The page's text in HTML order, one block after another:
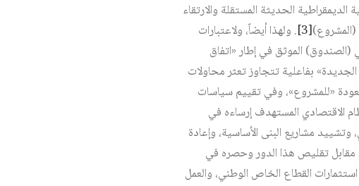
الحديثة المستقلة والارتقاء
[3]
. ولهذا أيضاً، ولاعتبارات
(الصندوق) الموثق في إطار «اتفاق
الجديدة» بفاعلية تتجاوز تعثر محاولات
المقاربة مفيدة في تبرير العودة «للمشروع»، وفي تقييم سياسات
– 2022)، وبما يسمح في وصف النظام الاقتصادي المستهدف إرساءه في
وتشييد مشاريع البنى الأساسية، وإعادة
مقابل تقليص هذا الدور وحصره في
القطاع الخاص الوطني، والعمل